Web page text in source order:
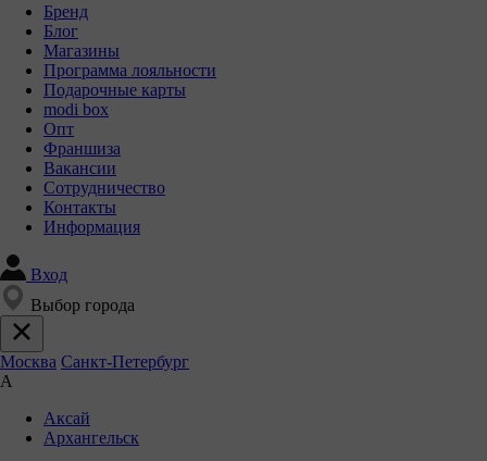
Бренд
Блог
Магазины
Программа лояльности
Подарочные карты
modi box
Опт
Франшиза
Вакансии
Сотрудничество
Контакты
Информация
Вход
Выбор города
Москва Санкт-Петербург
А
Аксай
Архангельск